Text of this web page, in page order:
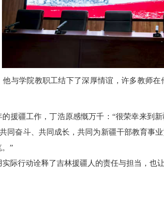
学院教职工结下了深厚情谊，许多教师在
疆工作，丁浩原感慨万千：“很荣幸来到新
共同奋斗、共同成长，共同为新疆干部教育事
”
行动诠释了吉林援疆人的责任与担当，也